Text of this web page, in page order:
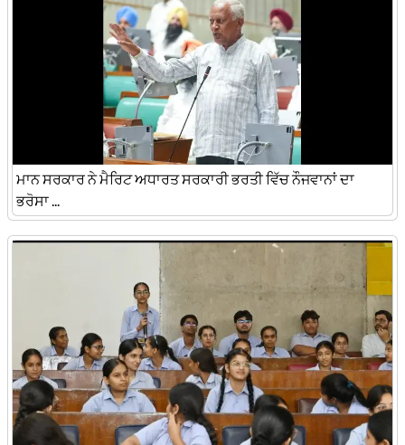
ਮਾਨ ਸਰਕਾਰ ਨੇ ਮੈਰਿਟ ਅਧਾਰਤ ਸਰਕਾਰੀ ਭਰਤੀ ਵਿੱਚ ਨੌਜਵਾਨਾਂ ਦਾ
ਭਰੋਸਾ ...